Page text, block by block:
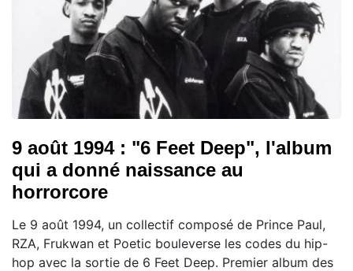
9 août 1994 : "6 Feet Deep", l'album
qui a donné naissance au
horrorcore
Le 9 août 1994, un collectif composé de Prince Paul,
RZA, Frukwan et Poetic bouleverse les codes du hip-
hop avec la sortie de 6 Feet Deep. Premier album des